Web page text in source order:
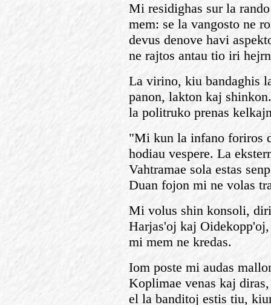
Mi residighas sur la
mem: se la vangosto ne
devus denove havi
ne rajtos antau tio iri
La virino, kiu bandaghis
panon, lakton kaj
la politruko prenas
"Mi kun la infano foriros
hodiau vespere. La
Vahtramae sola estas
Duan fojon mi ne volas
Mi volus shin konsoli,
Harjas'oj kaj
mi mem ne kredas.
Iom poste mi audas
Koplimae venas kaj
el la banditoj estis tiu,